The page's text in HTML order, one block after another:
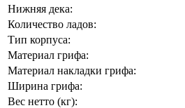
Нижняя дека:
Количество ладов:
Тип корпуса:
Материал грифа:
Материал накладки грифа:
Ширина грифа:
Вес нетто (кг):